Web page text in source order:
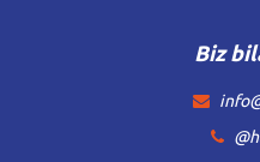
Biz